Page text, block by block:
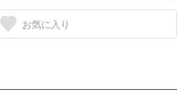
お気に入り